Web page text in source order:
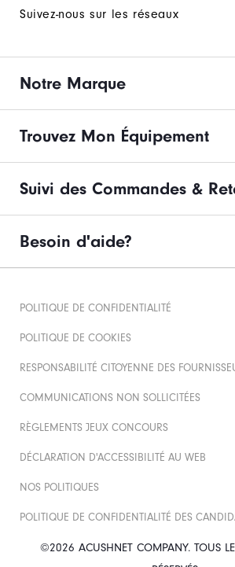
Suivez-nous sur les réseaux
Notre Marque
Trouvez Mon Équipement
Suivi des Commandes &
Besoin d'aide?
©2026 ACUSHNET COMPANY. TOUS
POLITIQUE DE CONFIDENTIALITÉ
POLITIQUE DE COOKIES
RESPONSABILITÉ CITOYENNE DES
COMMUNICATIONS NON SOLLICITÉES
RÈGLEMENTS JEUX CONCOURS
DÉCLARATION D'ACCESSIBILITÉ AU WEB
NOS POLITIQUES
POLITIQUE DE CONFIDENTIALITÉ DES